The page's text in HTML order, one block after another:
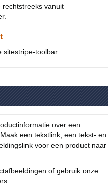
rechtstreeks vanuit
sitestripe-toolbar.
over een
een tekstlink, een tekst- en
voor een product naar
of gebruik onze